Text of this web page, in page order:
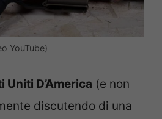
YouTube)
Uniti D’America (e non
discutendo di una